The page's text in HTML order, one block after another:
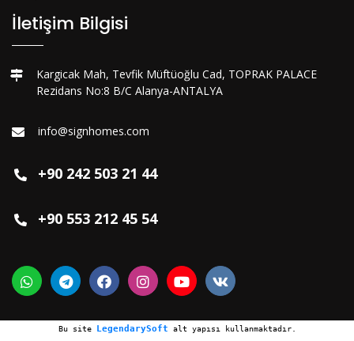
İletişim Bilgisi
Kargicak Mah, Tevfik Müftüoğlu Cad, TOPRAK PALACE
Rezidans No:8 B/C Alanya-ANTALYA
info@signhomes.com
+90 242 503 21 44
+90 553 212 45 54
Bu site LegendarySoft alt yapısı kullanmaktadır.